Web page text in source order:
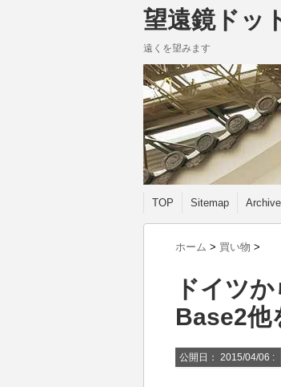
望遠鏡ドッ
遠くを望みます
TOP Sitemap
ホーム > 買い物 >
ドイツ
Base2他
公開日： 2015/04/06 :